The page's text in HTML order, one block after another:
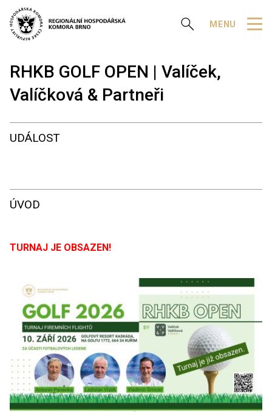
Zobrazit vyhledávání
MENU
RHKB GOLF OPEN | Valíček,
Valíčková & Partneři
UDÁLOST
ÚVOD
TURNAJ JE OBSAZEN!